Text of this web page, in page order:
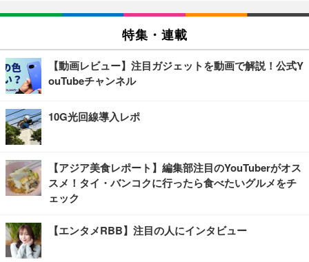
特集・連載
【動画レビュー】注目ガジェットを動画で解説！公式Y
ouTubeチャンネル
10G光回線導入レポ
【アジア美食レポート】編集部注目のYouTuberがオス
スメ！タイ・バンコクに行ったら食べたいグルメをチ
ェック
【エンタメRBB】注目の人にインタビュー